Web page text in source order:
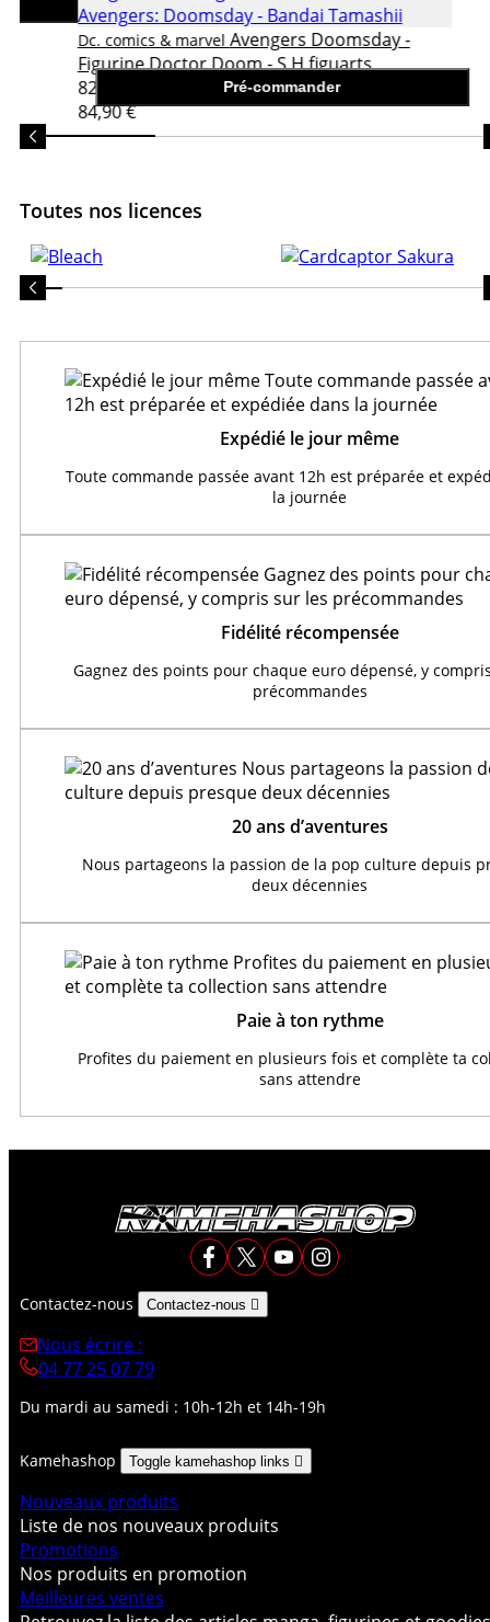
Pré-commander
Dc. comics & marvel Avengers Doomsday -
Figurine Doctor Doom - S.H figuarts
82,90 €
84,90 €
Toutes nos licences
Expédié le jour même
Toute commande passée avant 12h est préparée et
la journée
Fidélité récompensée
Gagnez des points pour chaque euro dépensé, y
précommandes
20 ans d’aventures
Nous partageons la passion de la pop culture depuis
deux décennies
Paie à ton rythme
Profites du paiement en plusieurs fois et complète ta
sans attendre
Contactez-nous Contactez-nous 
Nous écrire :
04 77 25 07 79
Du mardi au samedi : 10h-12h et 14h-19h
Kamehashop Toggle kamehashop links 
Nouveaux produits
Liste de nos nouveaux produits
Promotions
Nos produits en promotion
Meilleures ventes